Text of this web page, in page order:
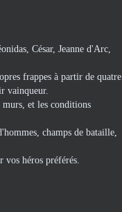
César, Jeanne d'Arc,
frappes à partir de quatre
vainqueur.
et les conditions
champs de bataille,
vos héros préférés.